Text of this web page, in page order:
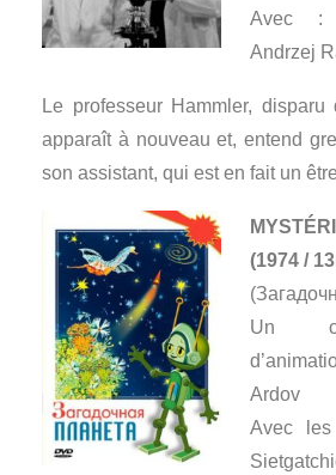
Avec :
Andrzej
Le professeur Hammler, disparu
apparaît à nouveau et, entend
son assistant, qui est en fait un
(1974 /
Un
Ardov
Avec